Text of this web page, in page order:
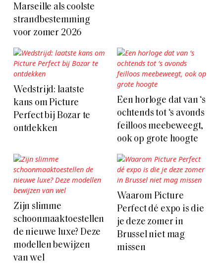
Marseille als coolste
strandbestemming
voor zomer 2026
Wedstrijd: laatste
kans om Picture
Perfect bij Bozar te
ontdekken
Een horloge dat van ‘s
ochtends tot ‘s avonds
feilloos meebeweegt,
ook op grote hoogte
Zijn slimme
schoonmaaktoestellen
de nieuwe luxe? Deze
modellen bewijzen
van wel
Waarom Picture
Perfect dé expo is die
je deze zomer in
Brussel niet mag
missen